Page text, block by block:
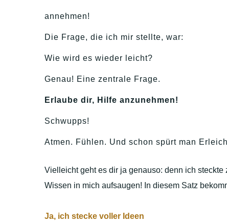
annehmen!
Die Frage, die ich mir stellte, war:
Wie wird es wieder leicht?
Genau! Eine zentrale Frage.
Erlaube dir, Hilfe anzunehmen!
Schwupps!
Atmen. Fühlen. Und schon spürt man
Vielleicht geht es dir ja genauso: denn ich
Wissen in mich aufsaugen! In diesem Satz
Ja, ich stecke voller Ideen